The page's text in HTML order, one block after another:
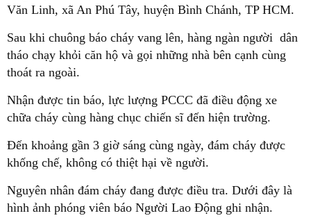
Văn Linh, xã An Phú Tây, huyện Bình Chánh, TP HCM.
Sau khi chuông báo cháy vang lên, hàng ngàn người dân
tháo chạy khỏi căn hộ và gọi những nhà bên cạnh cùng
thoát ra ngoài.
Nhận được tin báo, lực lượng PCCC đã điều động xe
chữa cháy cùng hàng chục chiến sĩ đến hiện trường.
Đến khoảng gần 3 giờ sáng cùng ngày, đám cháy được
khống chế, không có thiệt hại về người.
Nguyên nhân đám cháy đang được điều tra. Dưới đây là
hình ảnh phóng viên báo Người Lao Động ghi nhận.